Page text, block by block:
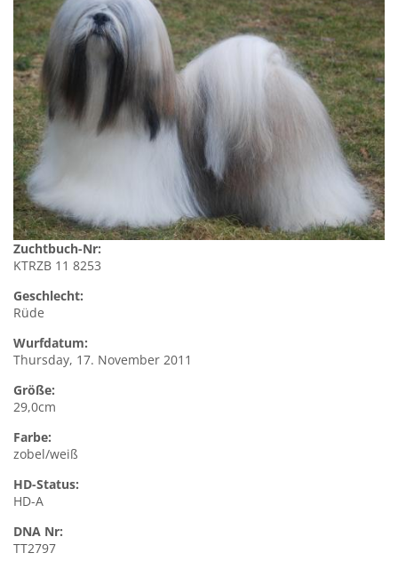
Zuchtbuch-Nr:
KTRZB 11 8253
Geschlecht:
Rüde
Wurfdatum:
Thursday, 17. November 2011
Größe:
29,0cm
Farbe:
zobel/weiß
HD-Status:
HD-A
DNA Nr:
TT2797